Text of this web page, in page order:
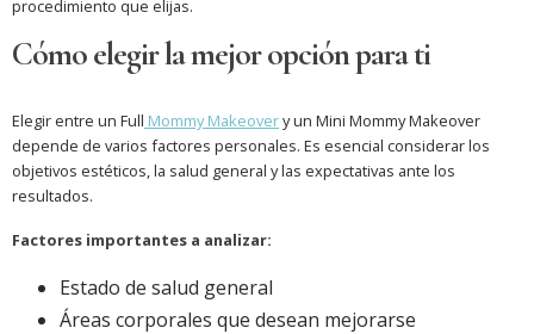
procedimiento que elijas.
Cómo elegir la mejor opción para ti
Elegir entre un Full Mommy Makeovery un Mini Mommy Makeover
depende de varios factores personales. Es esencial considerar los
objetivos estéticos, la salud general y las expectativas ante los
resultados.
Factores importantes a analizar:
Estado de salud general
Áreas corporales que desean mejorarse